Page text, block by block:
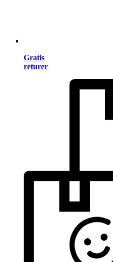
Gratis
returer